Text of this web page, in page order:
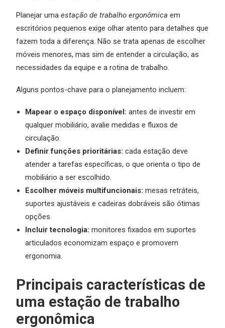
Planejar uma estação de trabalho ergonômica em
escritórios pequenos exige olhar atento para detalhes que
fazem toda a diferença. Não se trata apenas de escolher
móveis menores, mas sim de entender a circulação, as
necessidades da equipe e a rotina de trabalho.
Alguns pontos-chave para o planejamento incluem:
Mapear o espaço disponível: antes de investir em
qualquer mobiliário, avalie medidas e fluxos de
circulação.
Definir funções prioritárias: cada estação deve
atender a tarefas específicas, o que orienta o tipo de
mobiliário a ser escolhido.
Escolher móveis multifuncionais: mesas retráteis,
suportes ajustáveis e cadeiras dobráveis são ótimas
opções.
Incluir tecnologia: monitores fixados em suportes
articulados economizam espaço e promovem
ergonomia.
Principais características de
uma estação de trabalho
ergonômica